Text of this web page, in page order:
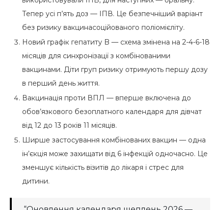
Тепер усі п’ять доз — ІПВ. Це безпечніший варіант
без ризику вакцинасоційованого поліомієліту.
Новий графік гепатиту B — схема змінена на 2-4-6-18
місяців для синхронізації з комбінованими
вакцинами. Діти груп ризику отримують першу дозу
в перший день життя.
Вакцинація проти ВПЛ — вперше включена до
обов’язкового безоплатного календаря для дівчат
від 12 до 13 років 11 місяців.
Ширше застосування комбінованих вакцин — одна
ін’єкція може захищати від 6 інфекцій одночасно. Це
зменшує кількість візитів до лікаря і стрес для
дитини.